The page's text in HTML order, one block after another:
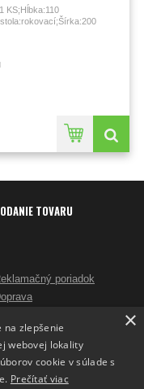
KS;Hĺbka:110
TOVARU
poriadok
riešenie sporov
od zmluvy
×
na zlepšenie
webovej lokality
cookie v súlade s
Prečítať viac